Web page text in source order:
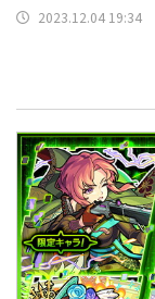
2023.12.04 19:34